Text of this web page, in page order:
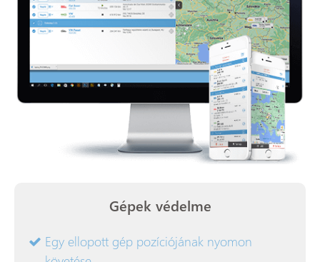
Gépek védelme
Egy ellopott gép pozíciójának nyomon